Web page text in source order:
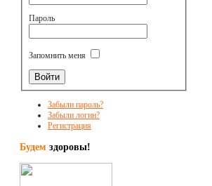
Пароль
Запомнить меня
Забыли пароль?
Забыли логин?
Регистрация
Будем здоровы!